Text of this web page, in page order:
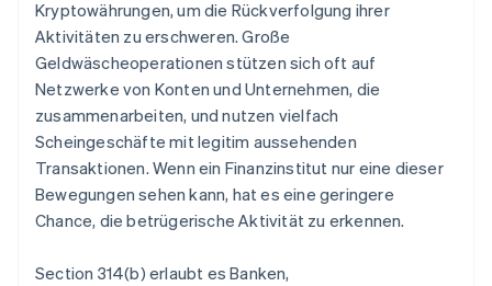
Kryptowährungen, um die Rückverfolgung ihrer
Aktivitäten zu erschweren. Große
Geldwäscheoperationen stützen sich oft auf
Netzwerke von Konten und Unternehmen, die
zusammenarbeiten, und nutzen vielfach
Scheingeschäfte mit legitim aussehenden
Transaktionen. Wenn ein Finanzinstitut nur eine dieser
Bewegungen sehen kann, hat es eine geringere
Chance, die betrügerische Aktivität zu erkennen.
Section 314(b) erlaubt es Banken,